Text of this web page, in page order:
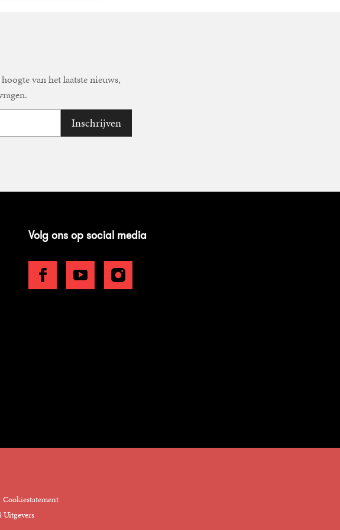
van het laatste nieuws,
Inschrijven
Volg ons op social media
Cookiestatement
Uitgevers